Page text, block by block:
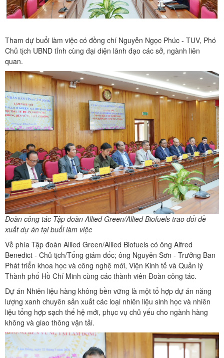
Tham dự buổi làm việc có đồng chí Nguyễn Ngọc Phúc - TUV, Phó
Chủ tịch UBND tỉnh cùng đại diện lãnh đạo các sở, ngành liên
quan.
Đoàn công tác Tập đoàn Allied Green/Allied Biofuels trao đổi đề
xuất dự án tại buổi làm việc
Về phía Tập đoàn Allied Green/Allied Biofuels có ông Alfred
Benedict - Chủ tịch/Tổng giám đốc; ông Nguyễn Sơn - Trưởng Ban
Phát triển khoa học và công nghệ mới, Viện Kinh tế và Quản lý
Thành phố Hồ Chí Minh cùng các thành viên Đoàn công tác.
Dự án Nhiên liệu hàng không bền vững là một tổ hợp dự án năng
lượng xanh chuyên sản xuất các loại nhiên liệu sinh học và nhiên
liệu tổng hợp sạch thế hệ mới, phục vụ chủ yếu cho ngành hàng
không và giao thông vận tải.